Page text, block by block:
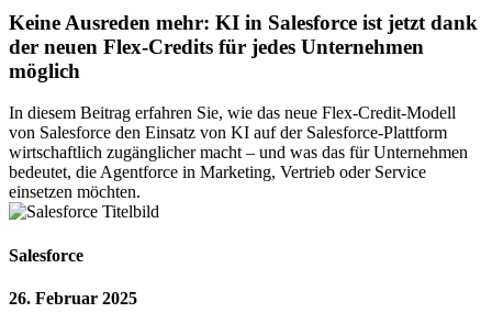
Keine Ausreden mehr: KI in Salesforce ist jetzt dank
der neuen Flex-Credits für jedes Unternehmen
möglich
In diesem Beitrag erfahren Sie, wie das neue Flex-Credit-Modell
von Salesforce den Einsatz von KI auf der Salesforce-Plattform
wirtschaftlich zugänglicher macht – und was das für Unternehmen
bedeutet, die Agentforce in Marketing, Vertrieb oder Service
einsetzen möchten.
Salesforce
26. Februar 2025